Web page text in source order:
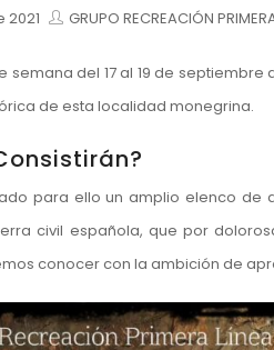
GRUPO RECREACIÓN
semana del 17 al 19 de
de esta localidad monegrina.
para ello un amplio elenco de
civil española, que por
conocer con la ambición de